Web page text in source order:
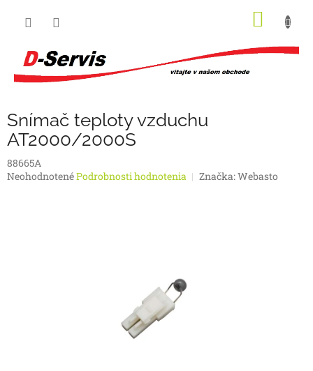
Snímač teploty vzduchu
AT2000/2000S
88665A
Priemerné
NeohodnotenéPodrobnosti hodnotenia Značka:Webasto